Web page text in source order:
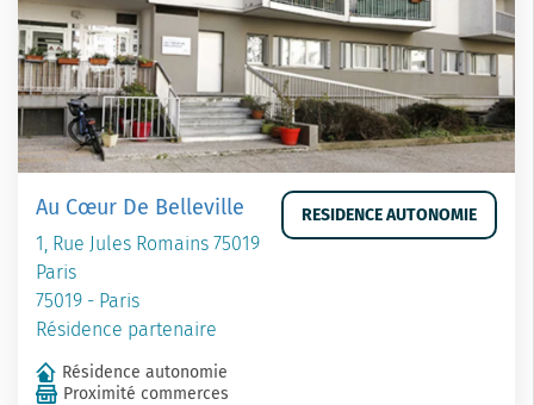
Au Cœur De Belleville
1, Rue Jules Romains 75019
Paris
75019 - Paris
Résidence partenaire
RESIDENCE AUTONOMIE
Résidence autonomie
Proximité commerces